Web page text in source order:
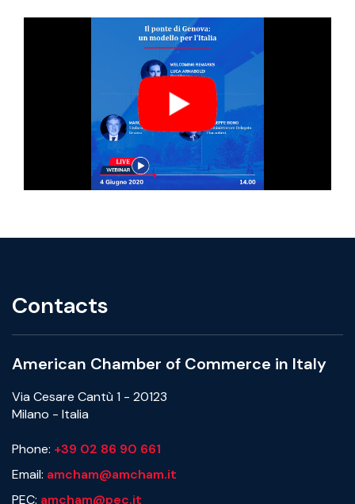
Contacts
American Chamber of Commerce in Italy
Via Cesare Cantù 1 - 20123
Milano - Italia
Phone: +39 02 86 90 661
Email: amcham@amcham.it
PEC: amcham@pec.it